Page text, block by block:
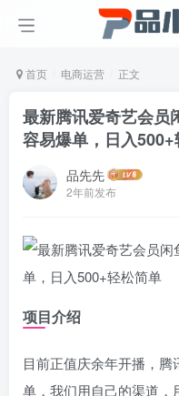
首页 电商运营 正文
最新腾讯爱奇艺会员
容易爆单，日入
品先先
2年前发布
项目介绍
目前正值庆余年开播，
单，我们用自己的渠道，